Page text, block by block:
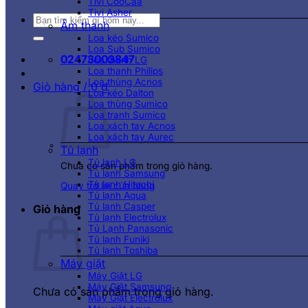
Tìm
kiếm:
02473003847
Giỏ hàng /0₫
Chưa có sản phẩm trong giỏ hàng.
Quay trở lại cửa hàng
Giỏ hàng
Chưa có sản phẩm trong giỏ hàng.
Tivi Asher
Âm thanh
Loa kéo Sumico
Loa Sub Sumico
Loa thanh LG
Loa thanh Philips
Loa thùng Acnos
Loa kéo Dalton
Loa thùng Sumico
Loa tranh Sumico
Loa xách tay Acnos
Loa xách tay Aurec
Tủ lạnh
Tủ lạnh LG
Tủ lạnh Samsung
Tủ lạnh Hitachi
Tủ lạnh Aqua
Tủ lạnh Casper
Tủ lạnh Electrolux
Tủ Lạnh Panasonic
Tủ lạnh Funiki
Tủ lạnh Toshiba
Máy giặt
Máy Giặt LG
Máy Giặt Samsung
Máy Giặt Electrolux